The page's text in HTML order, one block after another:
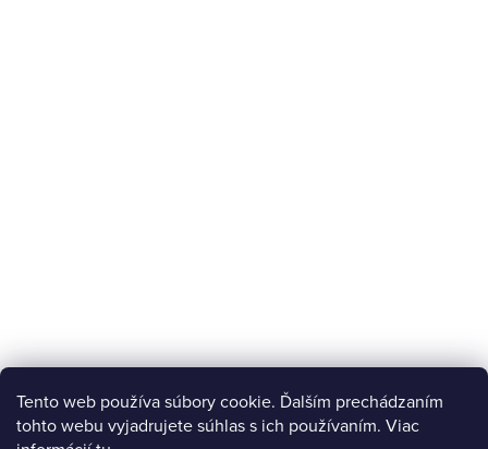
Tento web používa súbory cookie. Ďalším prechádzaním
tohto webu vyjadrujete súhlas s ich používaním. Viac